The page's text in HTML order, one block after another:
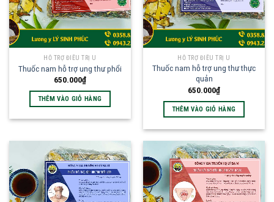
HỖ TRỢ ĐIỀU TRỊ U
Thuốc nam hỗ trợ ung thư phổi
650.000₫
THÊM VÀO GIỎ HÀNG
HỖ TRỢ ĐIỀU TRỊ U
Thuốc nam hỗ trợ ung thư thực
quản
650.000₫
THÊM VÀO GIỎ HÀNG